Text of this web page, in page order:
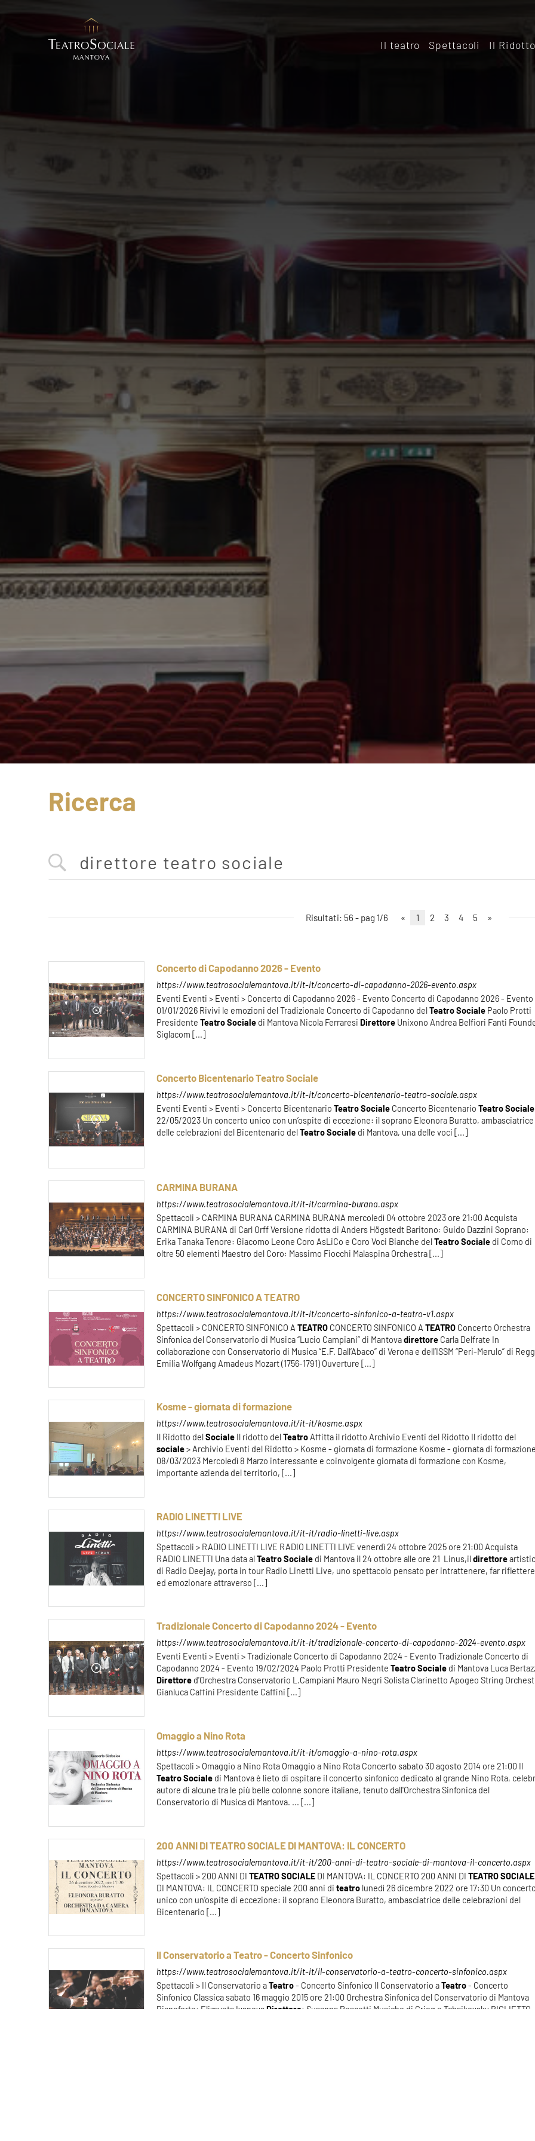
Il teatro Spettacoli Il
Ricerca
Risultati: 56 - pag 1/6 « 1 2 3 4 5 »
Concerto di Capodanno 2026 - Evento
https://www.teatrosocialemantova.it/it-it/concerto-di-capodanno-2026-evento.aspx
Eventi Eventi > Eventi > Concerto di Capodanno 2026 - Evento Concerto di Capodanno 2026 - Evento
01/01/2026 Rivivi le emozioni del Tradizionale Concerto di Capodanno delTeatroSociale Paolo Protti
PresidenteTeatroSociale di Mantova Nicola FerraresiDirettore Unixono Andrea Belfiori Fanti
Siglacom [...]
Concerto Bicentenario Teatro Sociale
https://www.teatrosocialemantova.it/it-it/concerto-bicentenario-teatro-sociale.aspx
Eventi Eventi > Eventi > Concerto BicentenarioTeatroSociale Concerto BicentenarioTeatroSociale
22/05/2023 Un concerto unico con un’ospite di eccezione: il soprano Eleonora Buratto, ambasciatrice
delle celebrazioni del Bicentenario delTeatroSociale di Mantova, una delle voci [...]
CARMINA BURANA
https://www.teatrosocialemantova.it/it-it/carmina-burana.aspx
Spettacoli > CARMINA BURANA CARMINA BURANA mercoledì 04 ottobre 2023 ore 21:00 Acquista
CARMINA BURANA di Carl Orff Versione ridotta di Anders Högstedt Baritono: Guido Dazzini Soprano:
Erika Tanaka Tenore: Giacomo Leone Coro AsLiCo e Coro Voci Bianche delTeatroSociale di Como di
oltre 50 elementi Maestro del Coro: Massimo Fiocchi Malaspina Orchestra [...]
CONCERTO SINFONICO A TEATRO
https://www.teatrosocialemantova.it/it-it/concerto-sinfonico-a-teatro-v1.aspx
Spettacoli > CONCERTO SINFONICO ATEATRO CONCERTO SINFONICO ATEATRO Concerto Orchestra
Sinfonica del Conservatorio di Musica “Lucio Campiani” di Mantovadirettore Carla Delfrate In
collaborazione con Conservatorio di Musica “E.F. Dall’Abaco” di Verona e dell’ISSM “Peri-Merulo” di
Emilia Wolfgang Amadeus Mozart (1756-1791) Ouverture [...]
Kosme - giornata di formazione
https://www.teatrosocialemantova.it/it-it/kosme.aspx
Il Ridotto delSociale Il ridotto delTeatro Affitta il ridotto Archivio Eventi del Ridotto Il ridotto del
sociale> Archivio Eventi del Ridotto > Kosme - giornata di formazione Kosme - giornata di formazione
08/03/2023 Mercoledì 8 Marzo interessante e coinvolgente giornata di formazione con Kosme,
importante azienda del territorio, [...]
RADIO LINETTI LIVE
https://www.teatrosocialemantova.it/it-it/radio-linetti-live.aspx
Spettacoli > RADIO LINETTI LIVE RADIO LINETTI LIVE venerdì 24 ottobre 2025 ore 21:00 Acquista
RADIO LINETTI Una data alTeatroSociale di Mantova il 24 ottobre alle ore 21 Linus,ildirettore
di Radio Deejay, porta in tour Radio Linetti Live, uno spettacolo pensato per intrattenere, far riflettere
ed emozionare attraverso [...]
Tradizionale Concerto di Capodanno 2024 - Evento
https://www.teatrosocialemantova.it/it-it/tradizionale-concerto-di-capodanno-2024-evento.aspx
Eventi Eventi > Eventi > Tradizionale Concerto di Capodanno 2024 - Evento Tradizionale Concerto di
Capodanno 2024 - Evento 19/02/2024 Paolo Protti PresidenteTeatroSociale di Mantova Luca
Direttore d'Orchestra Conservatorio L.Campiani Mauro Negri Solista Clarinetto Apogeo String
Gianluca Caffini Presidente Caffini [...]
Omaggio a Nino Rota
https://www.teatrosocialemantova.it/it-it/omaggio-a-nino-rota.aspx
Spettacoli > Omaggio a Nino Rota Omaggio a Nino Rota Concerto sabato 30 agosto 2014 ore 21:00 Il
TeatroSociale di Mantova è lieto di ospitare il concerto sinfonico dedicato al grande Nino Rota,
autore di alcune tra le più belle colonne sonore italiane, tenuto dall'Orchestra Sinfonica del
Conservatorio di Musica di Mantova. ... [...]
200 ANNI DI TEATRO SOCIALE DI MANTOVA: IL CONCERTO
https://www.teatrosocialemantova.it/it-it/200-anni-di-teatro-sociale-di-mantova-il-concerto.aspx
Spettacoli > 200 ANNI DITEATROSOCIALE DI MANTOVA: IL CONCERTO 200 ANNI DITEATROSOCIALE
DI MANTOVA: IL CONCERTO speciale 200 anni diteatro lunedì 26 dicembre 2022 ore 17:30 Un concerto
unico con un’ospite di eccezione: il soprano Eleonora Buratto, ambasciatrice delle celebrazioni del
Bicentenario [...]
Il Conservatorio a Teatro - Concerto Sinfonico
https://www.teatrosocialemantova.it/it-it/il-conservatorio-a-teatro-concerto-sinfonico.aspx
Spettacoli > Il Conservatorio aTeatro- Concerto Sinfonico Il Conservatorio aTeatro- Concerto
Sinfonico Classica sabato 16 maggio 2015 ore 21:00 Orchestra Sinfonica del Conservatorio di Mantova
Pianoforte: Elizaveta IvanovaDirettore: Susanna Pescetti Musiche di Grieg e Tchaikovsky BIGLIETTO